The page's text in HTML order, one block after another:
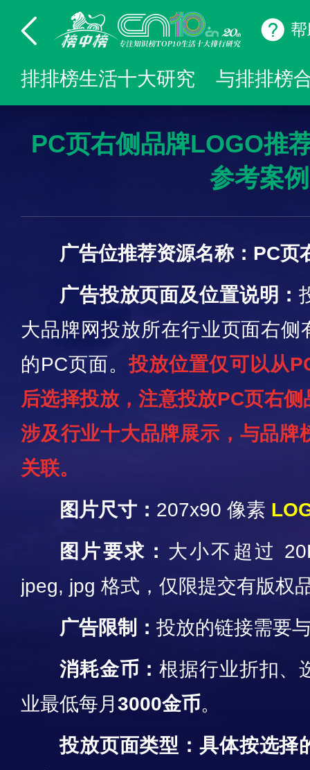
排排榜生活十大研究 与排排榜
PC页右侧品牌LOGO推
参考案例
广告位推荐资源名称： PC页
广告投放页面及位置说明：
大品牌网投放所在行业页面右侧
的PC页面。投放位置仅可以从
后选择投放，注意投放PC页右侧
涉及行业十大品牌展示，与品牌
关联。
图片尺寸： 207x90 像素
图片要求： 大小不超过
jpeg, jpg 格式，仅限提交有版权
广告限制： 投放的链接需要
消耗金币：根据行业折扣、
业最低每月 3000金币。
投放页面类型：具体按选择